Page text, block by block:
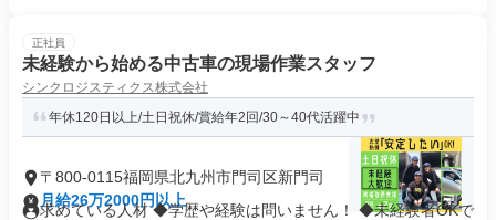
正社員
未経験から始める中古車の現場作業スタッフ
シンクロジスティクス株式会社
年休120日以上/土日祝休/賞給年2回/30～40代活躍中
〒800-0115福岡県北九州市門司区新門司
月給26万2000円以上
求めている人材 ◆学歴や経験は問いません！ ◆未経験者OKで